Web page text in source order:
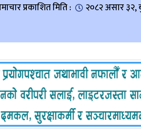
प्रकाशित मिति : २०८२ असार